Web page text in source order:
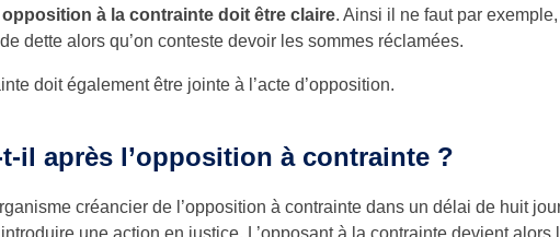
à la contrainte doit être claire. Ainsi il ne faut par
dette alors qu’on conteste devoir les sommes réclamées.
doit également être jointe à l’acte d’opposition.
t-il après l’opposition à contrainte ?
créancier de l’opposition à contrainte dans un délai de huit
une action en justice. L’opposant à la contrainte devient alors